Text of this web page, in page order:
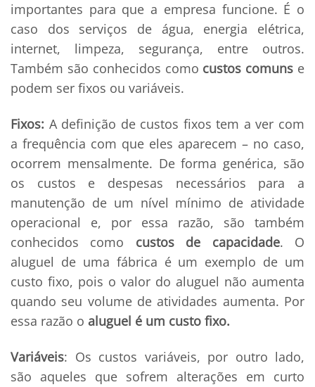
importantes para que a empresa funcione. É o
caso dos serviços de água, energia elétrica,
internet, limpeza, segurança, entre outros.
Também são conhecidos como custos comuns e
podem ser fixos ou variáveis.
Fixos: A definição de custos fixos tem a ver com
a frequência com que eles aparecem – no caso,
ocorrem mensalmente. De forma genérica, são
os custos e despesas necessários para a
manutenção de um nível mínimo de atividade
operacional e, por essa razão, são também
conhecidos como custos de capacidade. O
aluguel de uma fábrica é um exemplo de um
custo fixo, pois o valor do aluguel não aumenta
quando seu volume de atividades aumenta. Por
essa razão o aluguel é um custo fixo.
Variáveis: Os custos variáveis, por outro lado,
são aqueles que sofrem alterações em curto